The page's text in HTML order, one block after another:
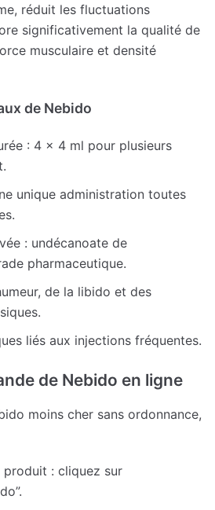
réduit les fluctuations
significativement la qualité de
musculaire et densité
de Nebido
: 4 x 4 ml pour plusieurs
unique administration toutes
: undécanoate de
pharmaceutique.
de la libido et des
liés aux injections fréquentes.
de Nebido en ligne
moins cher sans ordonnance,
: cliquez sur